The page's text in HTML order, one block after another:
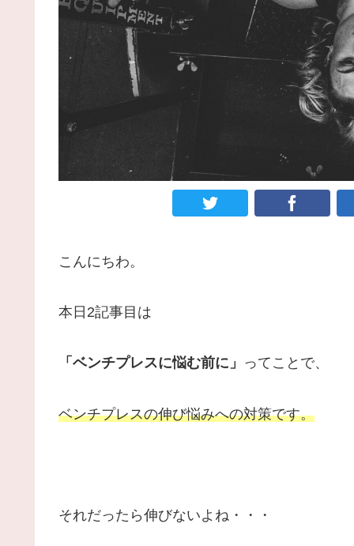
こんにちわ。
本日2記事目は
「ベンチプレスに悩む前に」 ってことで、
ベンチプレスの伸び悩みへの対策です。
それだったら伸びないよね・・・